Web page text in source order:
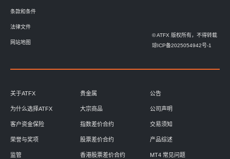
条款和条件
法律文件
网站地图
© ATFX 版权所有，不得转载
琼ICP备2025054942号-1
关于ATFX
为什么选择ATFX
客户资金保险
荣誉与奖项
监管
贵金属
大宗商品
指数差价合约
股票差价合约
香港股票差价合约
公告
公司声明
交易须知
产品综述
MT4 常见问题